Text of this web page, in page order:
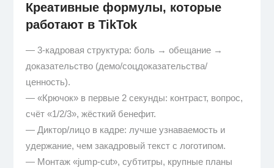
Креативные формулы, которые
работают в TikTok
— 3-кадровая структура: боль → обещание →
доказательство (демо/соцдоказательства/
ценность).
— «Крючок» в первые 2 секунды: контраст, вопрос,
счёт «1/2/3», жёсткий бенефит.
— Диктор/лицо в кадре: лучше узнаваемость и
удержание, чем закадровый текст с логотипом.
— Монтаж «jump-cut», субтитры, крупные планы